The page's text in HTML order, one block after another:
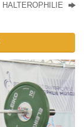
HALTEROPHILIE